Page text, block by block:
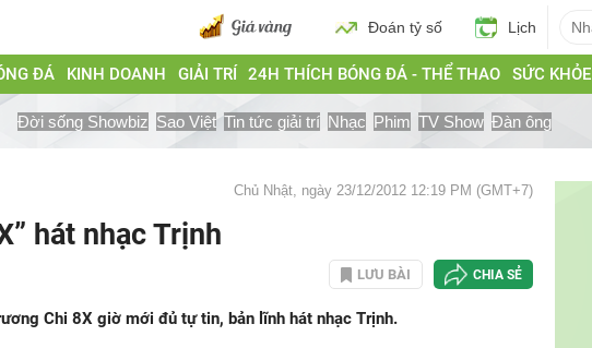
Đoán tỷ số Lịch
ĐÁ KINH DOANH GIẢI TRÍ 24H THÍCH BÓNG ĐÁ - THỂ THAO SỨC KHỎE
Đời sống Showbiz Sao Việt Tin tức giải trí Nhạc Phim TV Show Đàn ông
Chủ Nhật, ngày 23/12/2012 12:19 PM (GMT+7)
hát nhạc Trịnh
LƯU BÀI CHIA SẺ
Chi 8X giờ mới đủ tự tin, bản lĩnh hát nhạc Trịnh.